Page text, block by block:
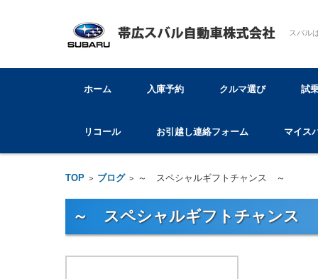
スバル
コンテンツに移動
ホーム
入庫予約 クルマ選び 試
リコール お引越し連絡フォーム マイス
TOP > ブログ> ～ スペシャルギフトチャンス ～
～ スペシャルギフトチャンス